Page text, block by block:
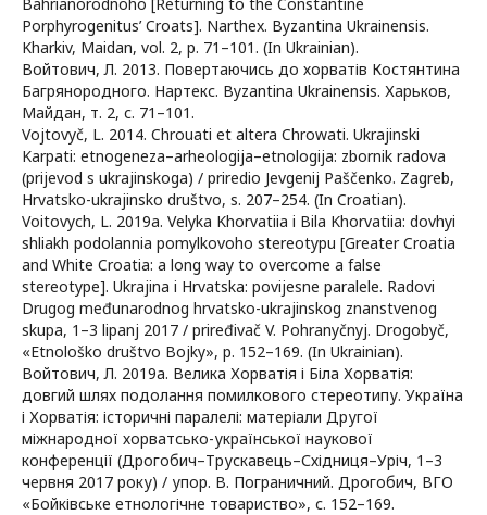
Porphyrogenitus’ Croats]. Narthex. Byzantina Ukrainensis.
Kharkiv, Maidan, vol. 2, p. 71–101. (In Ukrainian).
Войтович, Л. 2013. Повертаючись до хорватів Костянтина
Багрянородного. Нартекс. Byzantina Ukrainensis. Харьков,
Майдан, т. 2, с. 71–101.
Vojtovyč, L. 2014. Chrouati et altera Chrowati. Ukrajinski
Karpati: etnogeneza–arheologija–etnologija: zbornik radova
(prijevod s ukrajinskoga) / priredio Jevgenij Paščenko. Zagreb,
Hrvatsko-ukrajinsko društvo, s. 207–254. (In Croatian).
Voitovych, L. 2019a. Velyka Khorvatiia i Bila Khorvatiia: dovhyi
shliakh podolannia pomylkovoho stereotypu [Greater Croatia
and White Croatia: a long way to overcome a false
stereotype]. Ukrajina i Hrvatska: povijesne paralele. Radovi
Drugog međunarodnog hrvatsko-ukrajinskog znanstvenog
skupa, 1–3 lipanj 2017 / priređivač V. Pohranyčnyj. Drogobyč,
«Etnološko društvo Bojky», p. 152–169. (In Ukrainian).
Войтович, Л. 2019a. Велика Хорватія і Біла Хорватія:
довгий шлях подолання помилкового стереотипу. Україна
і Хорватія: історичні паралелі: матеріали Другої
міжнародної хорватсько-української наукової
конференції (Дрогобич–Трускавець–Східниця–Уріч, 1–3
червня 2017 року) / упор. В. Пограничний. Дрогобич, ВГО
«Бойківське етнологічне товариство», с. 152–169.